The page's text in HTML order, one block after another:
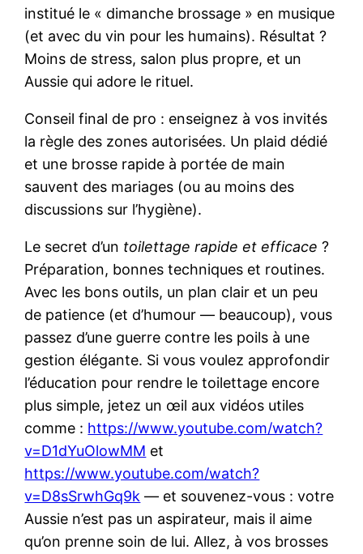
institué le « dimanche brossage » en musique
(et avec du vin pour les humains). Résultat ?
Moins de stress, salon plus propre, et un
Aussie qui adore le rituel.
Conseil final de pro : enseignez à vos invités
la règle des zones autorisées. Un plaid dédié
et une brosse rapide à portée de main
sauvent des mariages (ou au moins des
discussions sur l’hygiène).
Le secret d’un toilettage rapide et efficace ?
Préparation, bonnes techniques et routines.
Avec les bons outils, un plan clair et un peu
de patience (et d’humour — beaucoup), vous
passez d’une guerre contre les poils à une
gestion élégante. Si vous voulez approfondir
l’éducation pour rendre le toilettage encore
plus simple, jetez un œil aux vidéos utiles
comme : https://www.youtube.com/watch?
v=D1dYuOlowMM et
https://www.youtube.com/watch?
v=D8sSrwhGq9k — et souvenez-vous : votre
Aussie n’est pas un aspirateur, mais il aime
qu’on prenne soin de lui. Allez, à vos brosses